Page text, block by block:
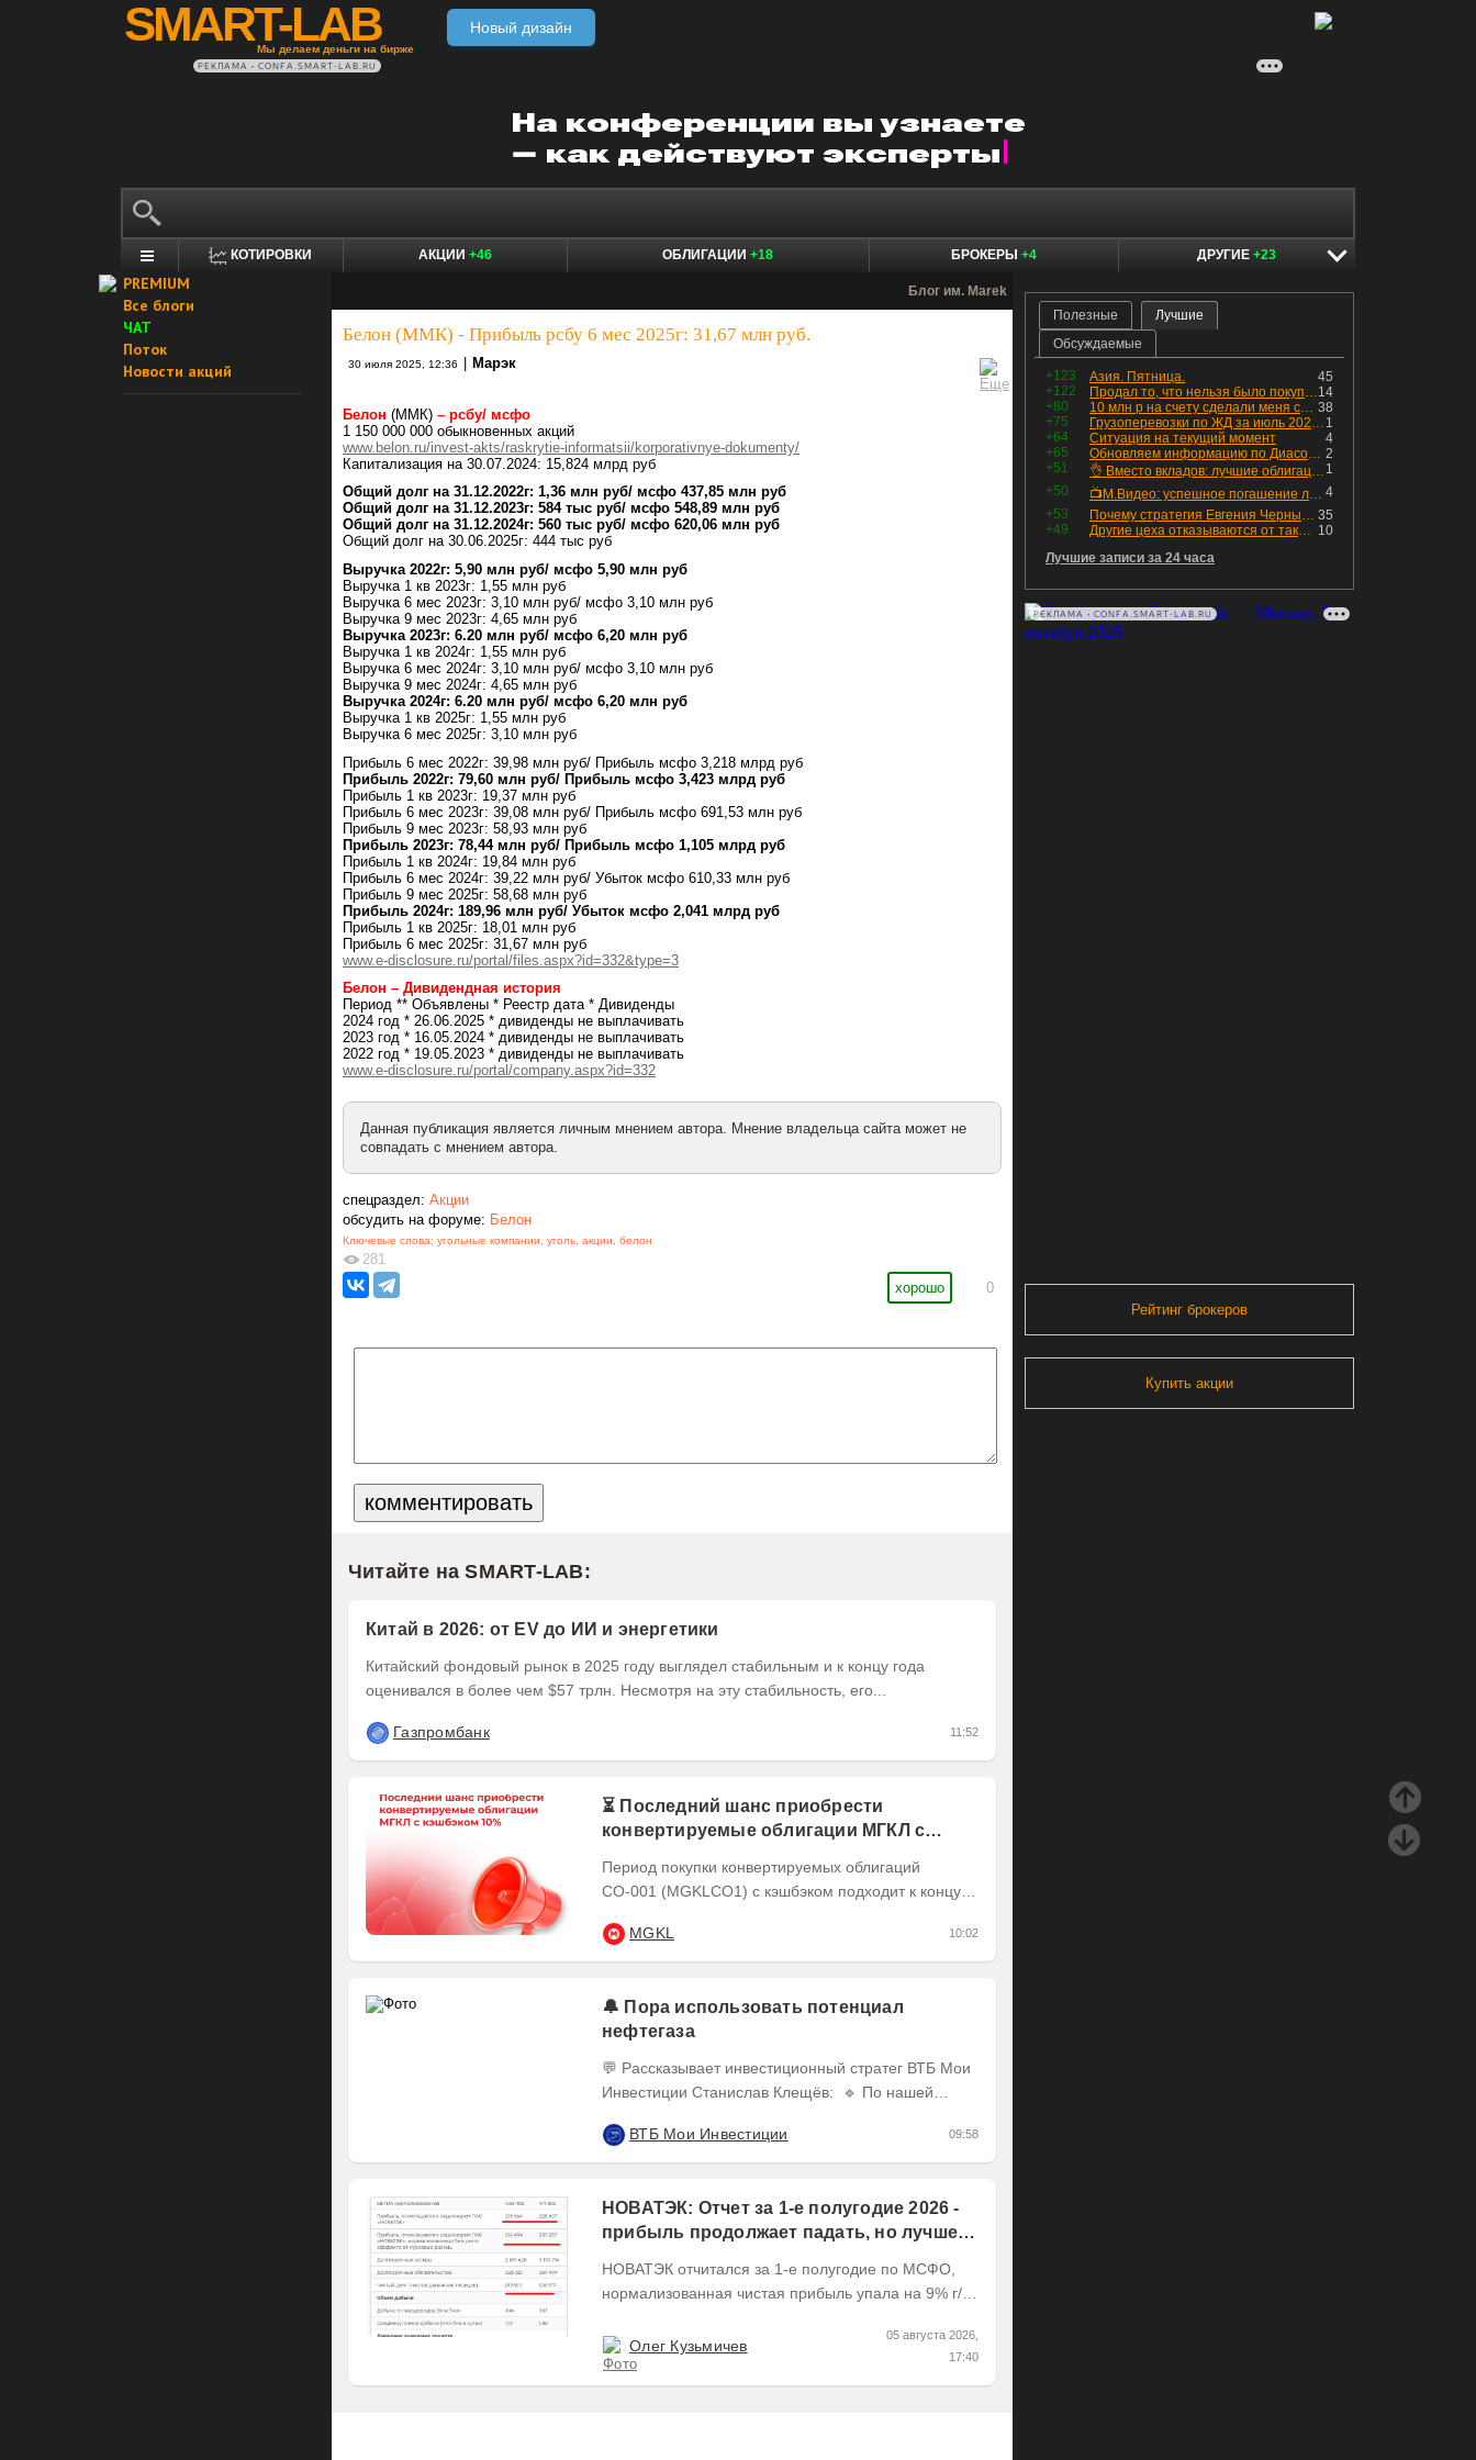
SMART-LAB
Мы делаем деньги на бирже
Новый дизайн
РЕКЛАМА • CONFA.SMART-LAB.RU
КОТИРОВКИ АКЦИИ +46 ОБЛИГАЦИИ +18 БРОКЕРЫ +4 ДРУГИЕ +23
PREMIUM
Все блоги
ЧАТ
Поток
Новости акций
Блог им. Marek
Белон (ММК) - Прибыль рсбу 6 мес 2025г: 31,67 млн руб.
30 июля 2025, 12:36 Марэк
Белон (ММК) – рсбу/ мсфо
1 150 000 000 обыкновенных акций
www.belon.ru/invest-akts/raskrytie-informatsii/korporativnye-dokumenty/
Капитализация на 30.07.2024: 15,824 млрд руб
Общий долг на 31.12.2022г: 1,36 млн руб/ мсфо 437,85 млн руб
Общий долг на 31.12.2023г: 584 тыс руб/ мсфо 548,89 млн руб
Общий долг на 31.12.2024г: 560 тыс руб/ мсфо 620,06 млн руб
Общий долг на 30.06.2025г: 444 тыс руб
Выручка 2022г: 5,90 млн руб/ мсфо 5,90 млн руб
Выручка 1 кв 2023г: 1,55 млн руб
Выручка 6 мес 2023г: 3,10 млн руб/ мсфо 3,10 млн руб
Выручка 9 мес 2023г: 4,65 млн руб
Выручка 2023г: 6.20 млн руб/ мсфо 6,20 млн руб
Выручка 1 кв 2024г: 1,55 млн руб
Выручка 6 мес 2024г: 3,10 млн руб/ мсфо 3,10 млн руб
Выручка 9 мес 2024г: 4,65 млн руб
Выручка 2024г: 6.20 млн руб/ мсфо 6,20 млн руб
Выручка 1 кв 2025г: 1,55 млн руб
Выручка 6 мес 2025г: 3,10 млн руб
Прибыль 6 мес 2022г: 39,98 млн руб/ Прибыль мсфо 3,218 млрд руб
Прибыль 2022г: 79,60 млн руб/ Прибыль мсфо 3,423 млрд руб
Прибыль 1 кв 2023г: 19,37 млн руб
Прибыль 6 мес 2023г: 39,08 млн руб/ Прибыль мсфо 691,53 млн руб
Прибыль 9 мес 2023г: 58,93 млн руб
Прибыль 2023г: 78,44 млн руб/ Прибыль мсфо 1,105 млрд руб
Прибыль 1 кв 2024г: 19,84 млн руб
Прибыль 6 мес 2024г: 39,22 млн руб/ Убыток мсфо 610,33 млн руб
Прибыль 9 мес 2025г: 58,68 млн руб
Прибыль 2024г: 189,96 млн руб/ Убыток мсфо 2,041 млрд руб
Прибыль 1 кв 2025г: 18,01 млн руб
Прибыль 6 мес 2025г: 31,67 млн руб
www.e-disclosure.ru/portal/files.aspx?id=332&type=3
Белон – Дивидендная история
Период ** Объявлены * Реестр дата * Дивиденды
2024 год * 26.06.2025 * дивиденды не выплачивать
2023 год * 16.05.2024 * дивиденды не выплачивать
2022 год * 19.05.2023 * дивиденды не выплачивать
www.e-disclosure.ru/portal/company.aspx?id=332
Данная публикация является личным мнением автора. Мнение владельца сайта может не
совпадать с мнением автора.
спецраздел: Акции
обсудить на форуме: Белон
Ключевые слова: угольные компании уголь акции белон
281
хорошо
0
Читайте на SMART-LAB:
Китай в 2026: от EV до ИИ и энергетики
Китайский фондовый рынок в 2025 году выглядел стабильным и к концу года
оценивался в более чем $57 трлн. Несмотря на эту стабильность, его...
Газпромбанк 11:52
⏳ Последний шанс приобрести
конвертируемые облигации МГКЛ с
Период покупки конвертируемых облигаций
СО-001 (MGKLCO1) с кэшбэком подходит к концу.
квалифицированным...
MGKL 10:02
🔔 Пора использовать потенциал
нефтегаза
💬 Рассказывает инвестиционный стратег ВТБ Мои
Инвестиции Станислав Клещёв: 🔹 По нашей
сектора в...
ВТБ Мои Инвестиции 09:58
НОВАТЭК: Отчет за 1-е полугодие 2026 -
прибыль продолжает падать, но лучшее
НОВАТЭК отчитался за 1-е полугодие по МСФО,
нормализованная чистая прибыль упала на 9% г/г
Олег Кузьмичев
05 августа 2026,
17:40
Полезные
Лучшие
Обсуждаемые
+123 45
Азия. Пятница.
+122
14
Продал то, что нельзя было покупать. Изменения в портфеле
+80
38
10 млн р на счету сделали меня счастливым? Ожидание vs Реальность!
+75
1
Грузоперевозки по ЖД за июль 2026 г. — четвёртый месяц подряд роста, чёрные металлы на уровне прошлого года, а каменный уголь в плюсе.
+64
4
Ситуация на текущий момент
+65
2
Обновляем информацию по Диасофту: дивиденды и выкуп
+51
1
👌 Вместо вкладов: лучшие облигации — только супер надёжные
+50
4
📺М.Видео: успешное погашение любимого флоатера
+53
35
Почему стратегия Евгения Черных приведет вас к убыткам в 2026 году
+49
10
Другие цеха отказываются от таких деталей — а мы построили на них производство с оборотом 70 млн
Лучшие записи за 24 часа
РЕКЛАМА • CONFA.SMART-LAB.RU
Рейтинг брокеров
Купить акции